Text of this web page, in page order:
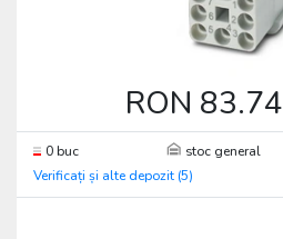
RON 83.74
0 buc
stoc general
Verificați și alte depozit (5)